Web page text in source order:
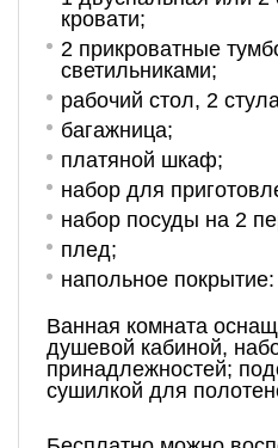
кровати;
2 прикроватные
светильниками;
рабочий стол, 2
багажница;
платяной шкаф;
набор для
набор посуды на 2
плед;
напольное
Ванная комната
душевой кабиной,
принадлежностей;
сушилкой для